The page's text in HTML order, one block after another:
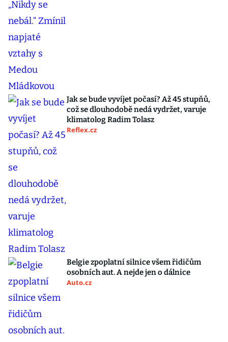
Jak se bude vyvíjet počasí? Až 45 stupňů,
což se dlouhodobě nedá vydržet, varuje
klimatolog Radim Tolasz
Reflex.cz
Belgie zpoplatní silnice všem řidičům
osobních aut. A nejde jen o dálnice
Auto.cz